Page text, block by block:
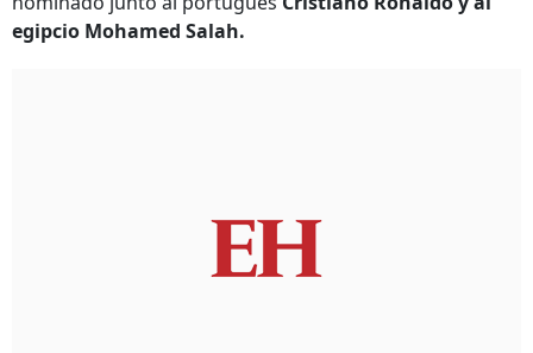
egipcio Mohamed Salah.